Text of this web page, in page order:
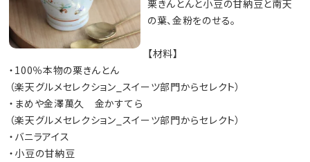
栗きんとんと小豆の甘納豆と南天
の葉、金粉をのせる。
【材料】
・100％本物の栗きんとん
（楽天グルメセレクション_スイーツ部門からセレクト）
・まめや金澤萬久 金かすてら
（楽天グルメセレクション_スイーツ部門からセレクト）
・バニラアイス
・小豆の甘納豆